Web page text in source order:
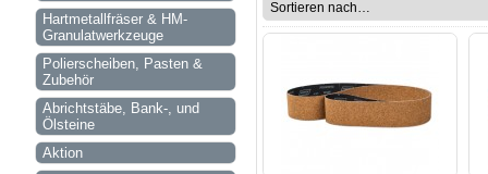
Hartmetallfräser & HM-
Granulatwerkzeuge
Polierscheiben, Pasten &
Zubehör
Abrichtstäbe, Bank-, und
Ölsteine
Aktion